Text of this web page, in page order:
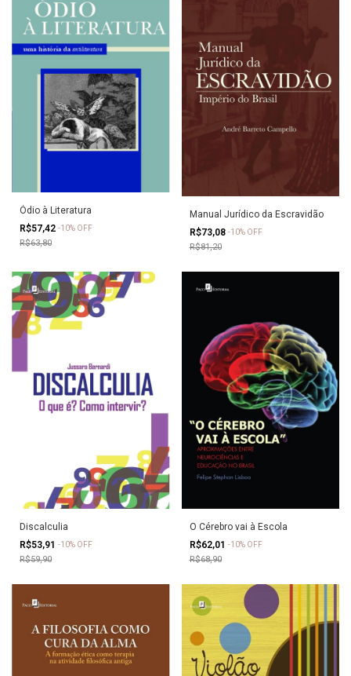
Ódio à Literatura
R$57,42 -10% OFF
R$63,80
Manual Jurídico da Escravidão
R$73,08 -10% OFF
R$81,20
Discalculia
R$53,91 -10% OFF
R$59,90
O Cérebro vai à Escola
R$62,01 -10% OFF
R$68,90